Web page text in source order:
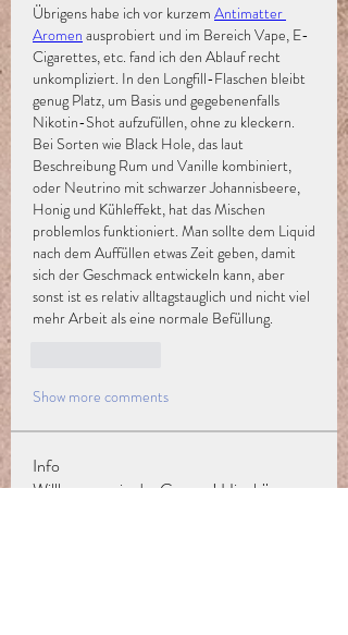
Übrigens habe ich vor kurzem Antimatter
Aromen ausprobiert und im Bereich Vape, E-
Cigarettes, etc. fand ich den Ablauf recht
unkompliziert. In den Longfill-Flaschen bleibt
genug Platz, um Basis und gegebenenfalls
Nikotin-Shot aufzufüllen, ohne zu kleckern.
Bei Sorten wie Black Hole, das laut
Beschreibung Rum und Vanille kombiniert,
oder Neutrino mit schwarzer Johannisbeere,
Honig und Kühleffekt, hat das Mischen
problemlos funktioniert. Man sollte dem Liquid
nach dem Auffüllen etwas Zeit geben, damit
sich der Geschmack entwickeln kann, aber
sonst ist es relativ alltagstauglich und nicht viel
mehr Arbeit als eine normale Befüllung.
Show more comments
Info
Willkommen in der Gruppe! Hier können